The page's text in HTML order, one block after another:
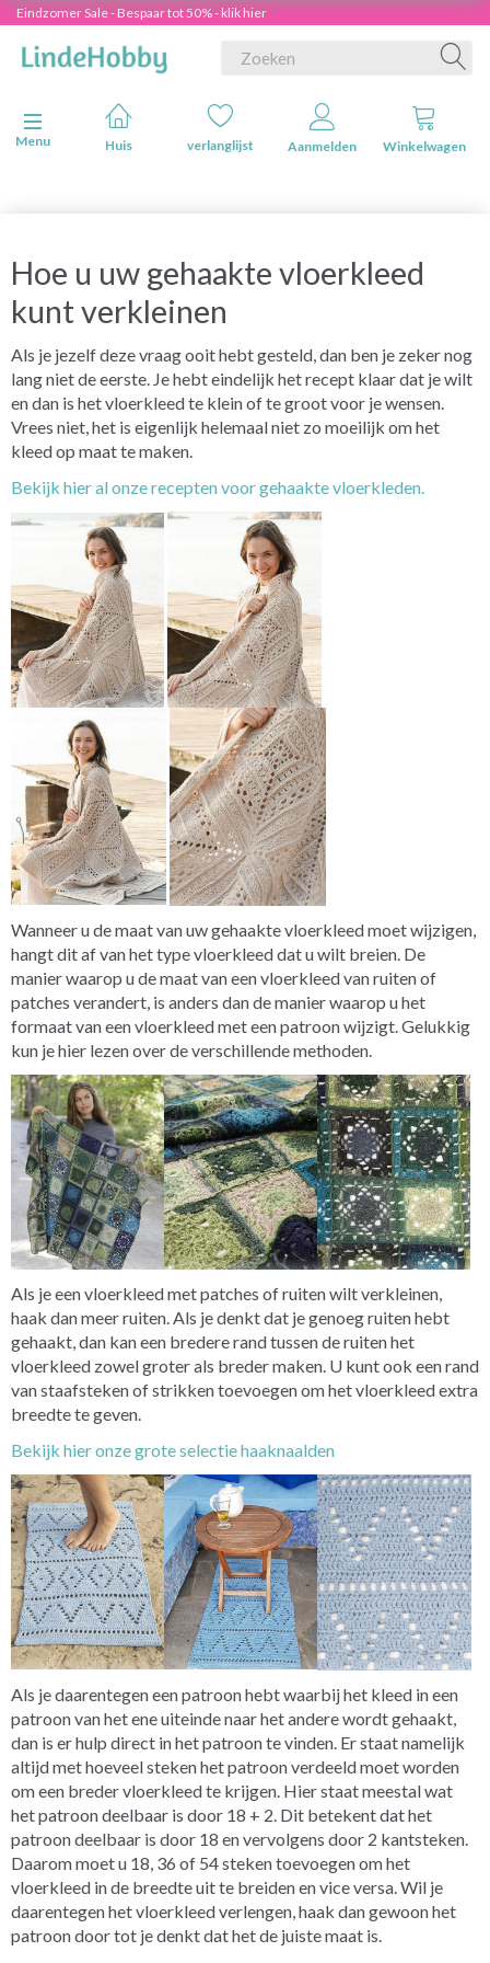
Eindzomer Sale - Bespaar tot 50% - klik hier
Navigatie in-/uitschakelen
Menu
Huis verlanglijst Aanmelden Winkelwagen
Hoe u uw gehaakte vloerkleed
kunt verkleinen
Als je jezelf deze vraag ooit hebt gesteld, dan ben je zeker nog
lang niet de eerste. Je hebt eindelijk het recept klaar dat je wilt
en dan is het vloerkleed te klein of te groot voor je wensen.
Vrees niet, het is eigenlijk helemaal niet zo moeilijk om het
kleed op maat te maken.
Bekijk hier al onze recepten voor gehaakte vloerkleden.
Wanneer u de maat van uw gehaakte vloerkleed moet wijzigen,
hangt dit af van het type vloerkleed dat u wilt breien. De
manier waarop u de maat van een vloerkleed van ruiten of
patches verandert, is anders dan de manier waarop u het
formaat van een vloerkleed met een patroon wijzigt. Gelukkig
kun je hier lezen over de verschillende methoden.
Als je een vloerkleed met patches of ruiten wilt verkleinen,
haak dan meer ruiten. Als je denkt dat je genoeg ruiten hebt
gehaakt, dan kan een bredere rand tussen de ruiten het
vloerkleed zowel groter als breder maken. U kunt ook een rand
van staafsteken of strikken toevoegen om het vloerkleed extra
breedte te geven.
Bekijk hier onze grote selectie haaknaalden
Als je daarentegen een patroon hebt waarbij het kleed in een
patroon van het ene uiteinde naar het andere wordt gehaakt,
dan is er hulp direct in het patroon te vinden. Er staat namelijk
altijd met hoeveel steken het patroon verdeeld moet worden
om een breder vloerkleed te krijgen. Hier staat meestal wat
het patroon deelbaar is door 18 + 2. Dit betekent dat het
patroon deelbaar is door 18 en vervolgens door 2 kantsteken.
Daarom moet u 18, 36 of 54 steken toevoegen om het
vloerkleed in de breedte uit te breiden en vice versa. Wil je
daarentegen het vloerkleed verlengen, haak dan gewoon het
patroon door tot je denkt dat het de juiste maat is.